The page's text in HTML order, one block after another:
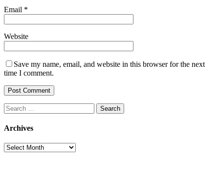
Email *
Website
Save my name, email, and website in this browser for the next
time I comment.
Search
for:
Archives
Archives